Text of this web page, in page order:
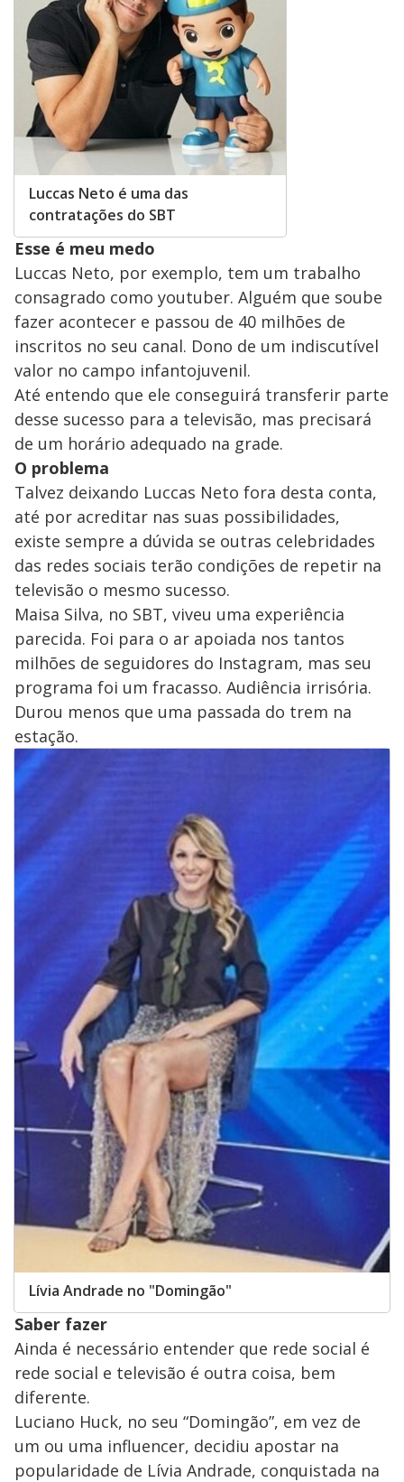
Luccas Neto é uma das
contratações do SBT
Esse é meu medo
Luccas Neto, por exemplo, tem um trabalho
consagrado como youtuber. Alguém que soube
fazer acontecer e passou de 40 milhões de
inscritos no seu canal. Dono de um indiscutível
valor no campo infantojuvenil.
Até entendo que ele conseguirá transferir parte
desse sucesso para a televisão, mas precisará
de um horário adequado na grade.
O problema
Talvez deixando Luccas Neto fora desta conta,
até por acreditar nas suas possibilidades,
existe sempre a dúvida se outras celebridades
das redes sociais terão condições de repetir na
televisão o mesmo sucesso.
Maisa Silva, no SBT, viveu uma experiência
parecida. Foi para o ar apoiada nos tantos
milhões de seguidores do Instagram, mas seu
programa foi um fracasso. Audiência irrisória.
Durou menos que uma passada do trem na
estação.
Lívia Andrade no "Domingão"
Saber fazer
Ainda é necessário entender que rede social é
rede social e televisão é outra coisa, bem
diferente.
Luciano Huck, no seu “Domingão”, em vez de
um ou uma influencer, decidiu apostar na
popularidade de Lívia Andrade, conquistada na